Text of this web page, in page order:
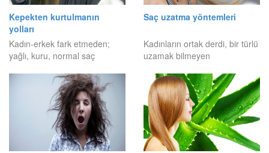
Kepekten kurtulmanın
yolları
Kadın-erkek fark etmeden;
yağlı, kuru, normal saç
Saç uzatma yöntemleri
Kadınların ortak derdi, bir türlü
uzamak bilmeyen